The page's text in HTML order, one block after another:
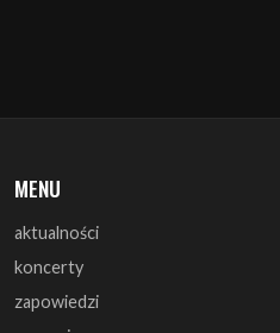
MENU
aktualności
koncerty
zapowiedzi